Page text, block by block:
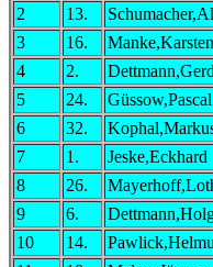
2
13.
3
16. Manke,Karsten
4
2. Dettmann,Gerd
5
24. Güssow,Pascal
6
32.
7
1. Jeske,Eckhard
8
26.
9
6.
10
14.